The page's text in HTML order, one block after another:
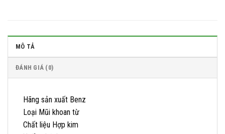
MÔ TẢ
ĐÁNH GIÁ (0)
Hãng sản xuất Benz
Loại Mũi khoan từ
Chất liệu Hợp kim